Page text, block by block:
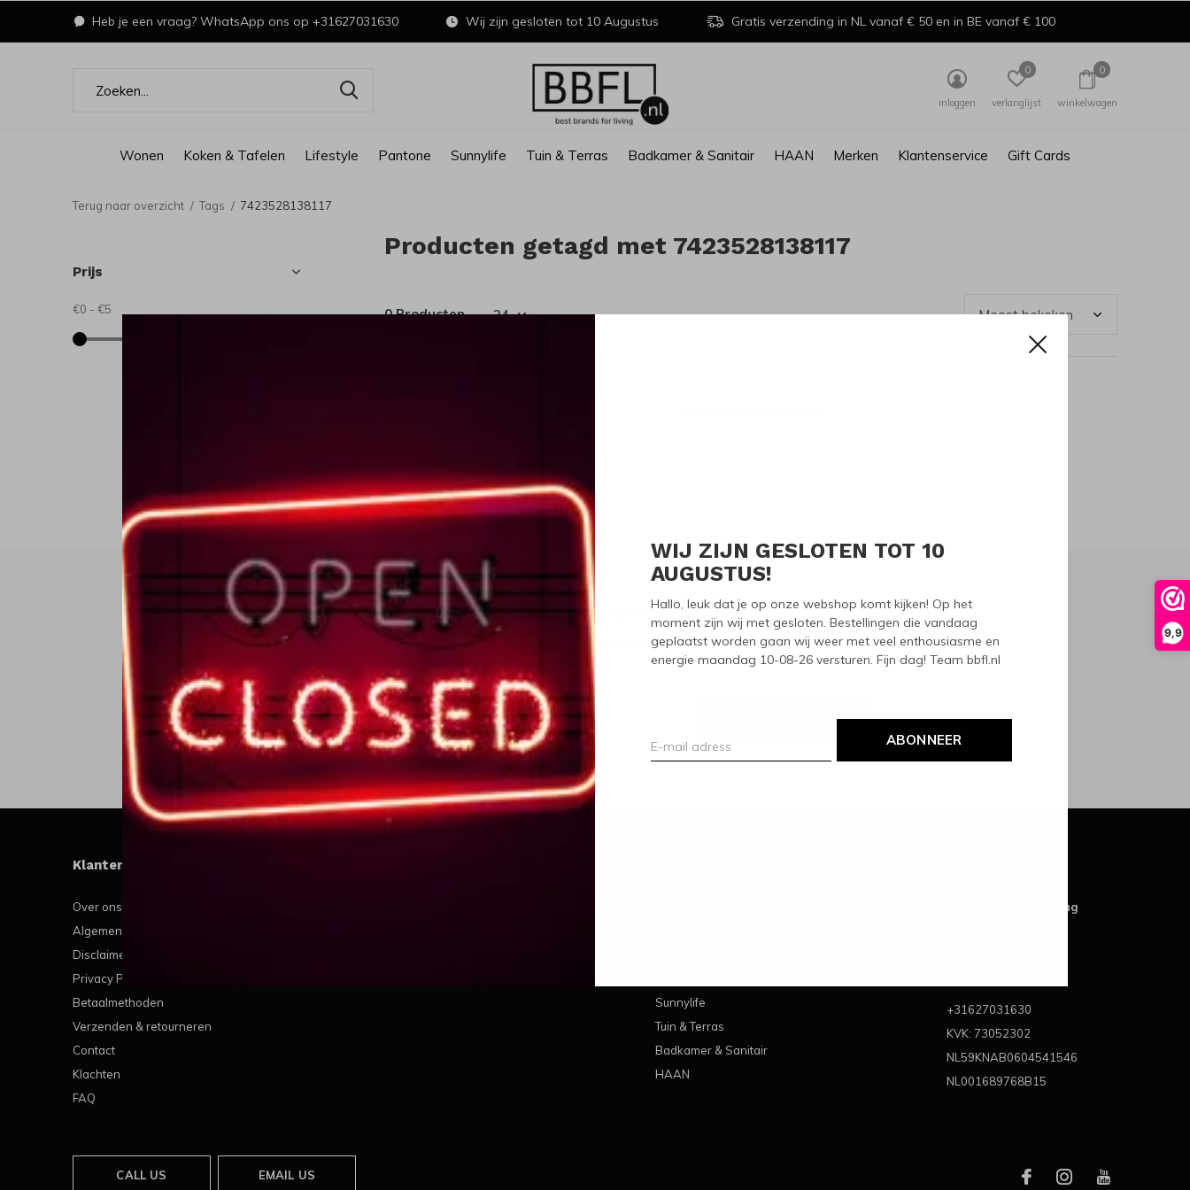
9,9
WIJ ZIJN GESLOTEN TOT 10
AUGUSTUS!
Hallo, leuk dat je op onze webshop komt kijken! Op het
moment zijn wij met gesloten. Bestellingen die vandaag
geplaatst worden gaan wij weer met veel enthousiasme en
energie maandag 10-08-26 versturen. Fijn dag! Team bbfl.nl
ABONNEER
Wonen Koken & Tafelen Lifestyle Pantone Sunnylife Tuin & Terras Badkamer & Sanitair HAAN Merken Klantenservice Gift Cards
inloggen verlanglijst
0
winkelwagen
0
Heb je een vraag? WhatsApp ons op +31627031630 Wij zijn gesloten tot 10 Augustus Gratis verzending in NL vanaf € 50 en in BE vanaf € 100
Terug naar overzicht Tags 7423528138117
Producten getagd met 7423528138117
0 Producten
Prijs
€0 - €5
Meld je aan voor onze nieuwsbrief
Ontvang de nieuwste aanbiedingen en promoties
Klantenservice
Over ons
Algemene voorwaarden
Disclaimer
Privacy Policy
Betaalmethoden
Verzenden & retourneren
Contact
Klachten
FAQ
Sunnylife
Tuin & Terras
Badkamer & Sanitair
HAAN
Best Brands For Living
+31627031630
KVK: 73052302
NL59KNAB0604541546
NL001689768B15
CALL US EMAIL US